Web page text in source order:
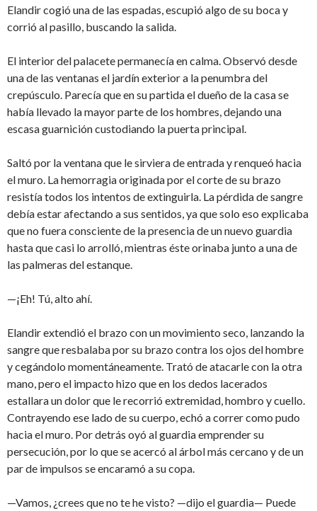
Elandir cogió una de las espadas, escupió algo de su boca y
corrió al pasillo, buscando la salida.
El interior del palacete permanecía en calma. Observó desde
una de las ventanas el jardín exterior a la penumbra del
crepúsculo. Parecía que en su partida el dueño de la casa se
había llevado la mayor parte de los hombres, dejando una
escasa guarnición custodiando la puerta principal.
Saltó por la ventana que le sirviera de entrada y renqueó hacia
el muro. La hemorragia originada por el corte de su brazo
resistía todos los intentos de extinguirla. La pérdida de sangre
debía estar afectando a sus sentidos, ya que solo eso explicaba
que no fuera consciente de la presencia de un nuevo guardia
hasta que casi lo arrolló, mientras éste orinaba junto a una de
las palmeras del estanque.
—¡Eh! Tú, alto ahí.
Elandir extendió el brazo con un movimiento seco, lanzando la
sangre que resbalaba por su brazo contra los ojos del hombre
y cegándolo momentáneamente. Trató de atacarle con la otra
mano, pero el impacto hizo que en los dedos lacerados
estallara un dolor que le recorrió extremidad, hombro y cuello.
Contrayendo ese lado de su cuerpo, echó a correr como pudo
hacia el muro. Por detrás oyó al guardia emprender su
persecución, por lo que se acercó al árbol más cercano y de un
par de impulsos se encaramó a su copa.
—Vamos, ¿crees que no te he visto? —dijo el guardia— Puede